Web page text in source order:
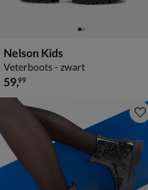
Nelson Kids
Veterboots - zwart
€ 59,99
59,99